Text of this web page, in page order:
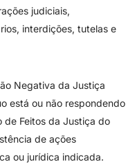
judiciais,
interdições, tutelas e
Negativa da Justiça
está ou não respondendo
de Feitos da Justiça do
de ações
ou jurídica indicada.